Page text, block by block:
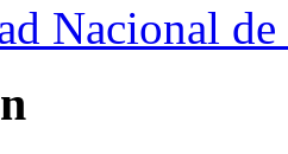
Nacional